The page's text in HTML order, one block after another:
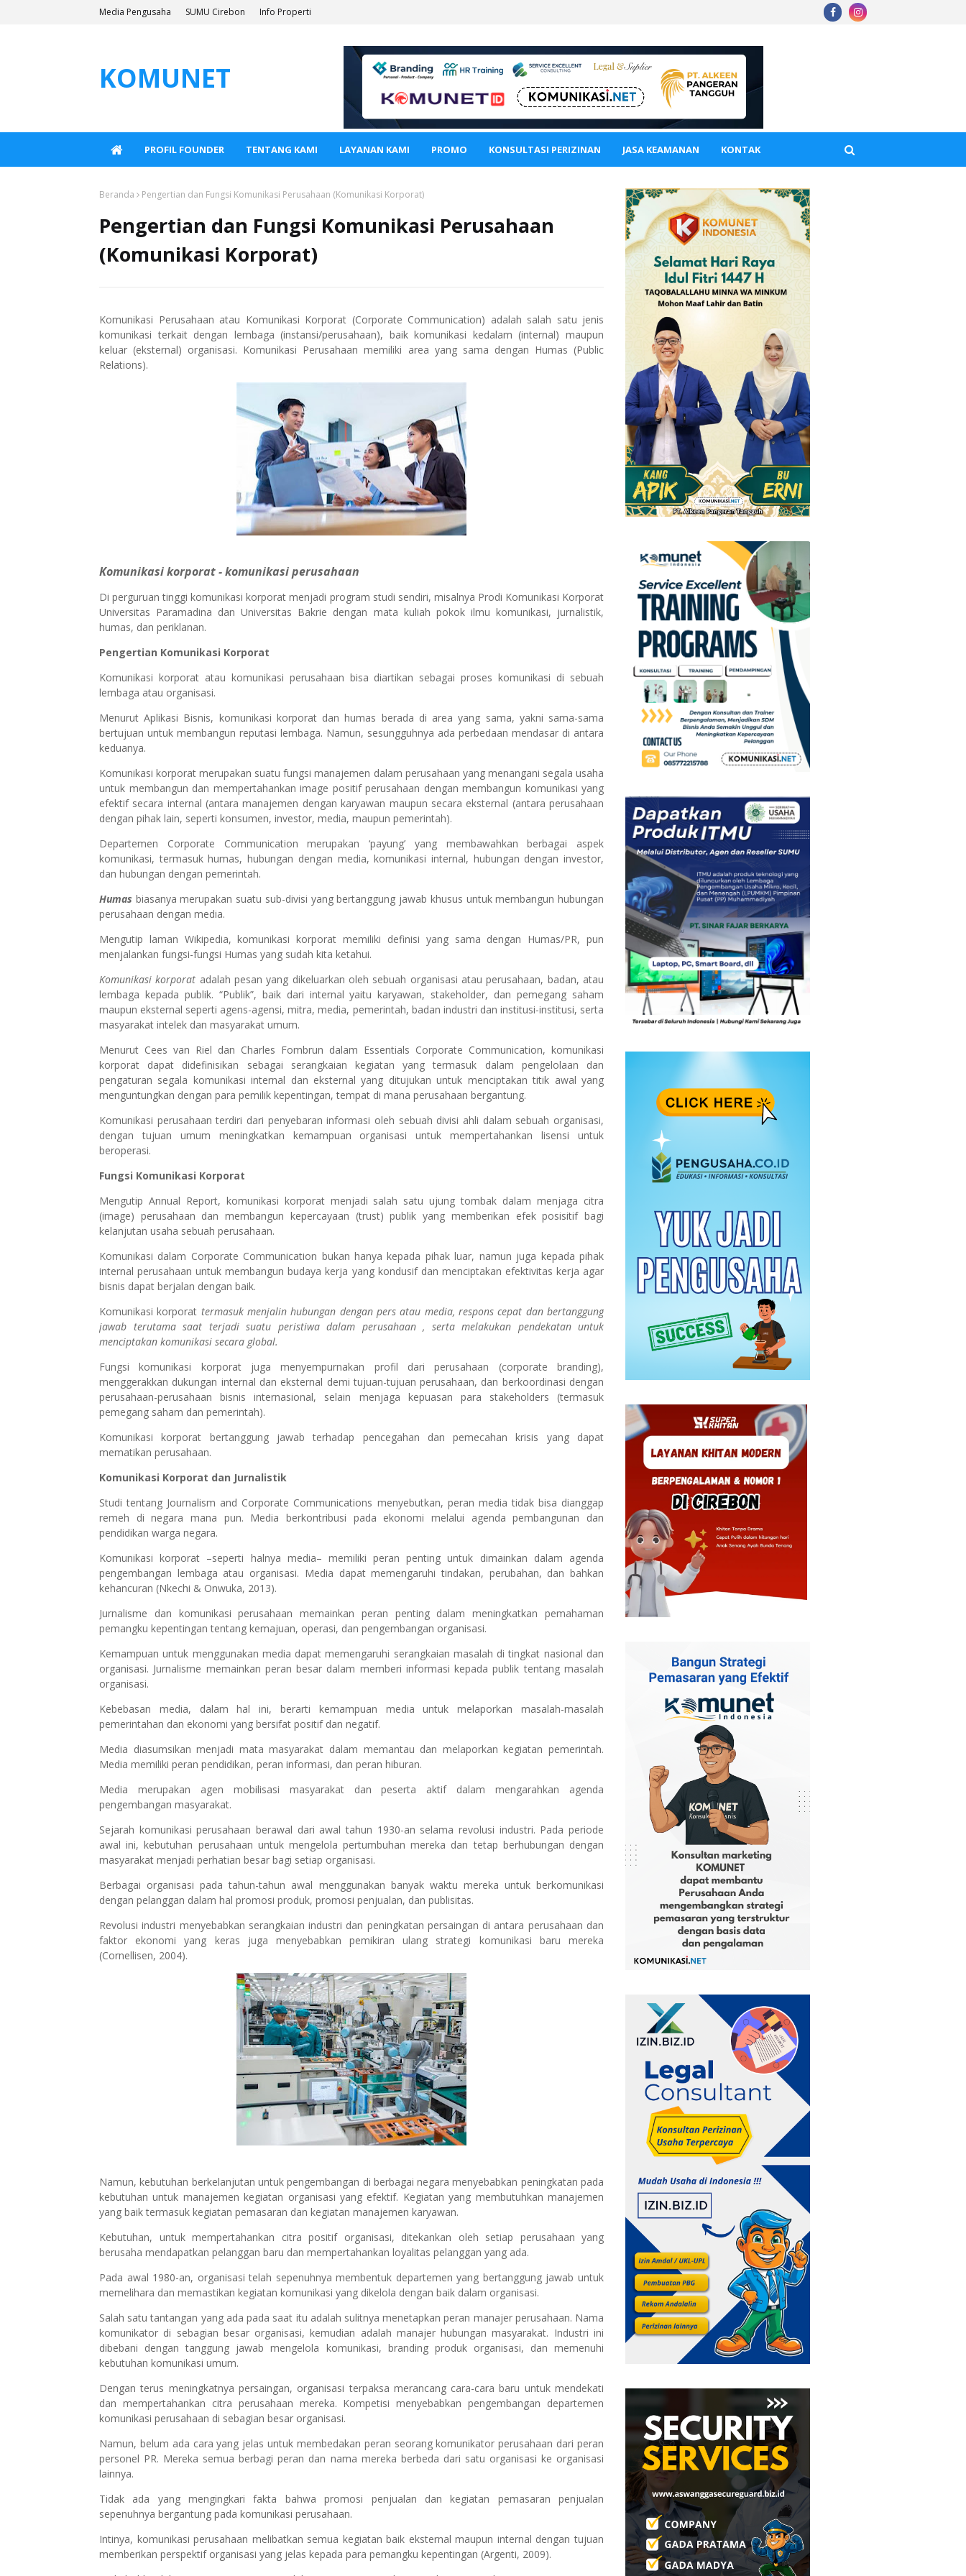
Media Pengusaha SUMU Cirebon Info Properti
KOMUNET
PROFIL FOUNDER TENTANG KAMI LAYANAN KAMI PROMO KONSULTASI PERIZINAN JASA KEAMANAN KONTAK
Beranda Pengertian dan Fungsi Komunikasi Perusahaan (Komunikasi Korporat)
Pengertian dan Fungsi Komunikasi Perusahaan
(Komunikasi Korporat)
Komunikasi Perusahaan atau Komunikasi Korporat (Corporate Communication) adalah salah satu jenis
komunikasi terkait dengan lembaga (instansi/perusahaan), baik komunikasi kedalam (internal) maupun
keluar (eksternal) organisasi. Komunikasi Perusahaan memiliki area yang sama dengan Humas (Public
Relations).
Komunikasi korporat - komunikasi perusahaan
Di perguruan tinggi komunikasi korporat menjadi program studi sendiri, misalnya Prodi Komunikasi Korporat
Universitas Paramadina dan Universitas Bakrie dengan mata kuliah pokok ilmu komunikasi, jurnalistik,
humas, dan periklanan.
Pengertian Komunikasi Korporat
Komunikasi korporat atau komunikasi perusahaan bisa diartikan sebagai proses komunikasi di sebuah
lembaga atau organisasi.
Menurut Aplikasi Bisnis, komunikasi korporat dan humas berada di area yang sama, yakni sama-sama
bertujuan untuk membangun reputasi lembaga. Namun, sesungguhnya ada perbedaan mendasar di antara
keduanya.
Komunikasi korporat merupakan suatu fungsi manajemen dalam perusahaan yang menangani segala usaha
untuk membangun dan mempertahankan image positif perusahaan dengan membangun komunikasi yang
efektif secara internal (antara manajemen dengan karyawan maupun secara eksternal (antara perusahaan
dengan pihak lain, seperti konsumen, investor, media, maupun pemerintah).
Departemen Corporate Communication merupakan ‘payung’ yang membawahkan berbagai aspek
komunikasi, termasuk humas, hubungan dengan media, komunikasi internal, hubungan dengan investor,
dan hubungan dengan pemerintah.
Humas biasanya merupakan suatu sub-divisi yang bertanggung jawab khusus untuk membangun hubungan
perusahaan dengan media.
Mengutip laman Wikipedia, komunikasi korporat memiliki definisi yang sama dengan Humas/PR, pun
menjalankan fungsi-fungsi Humas yang sudah kita ketahui.
Komunikasi korporat adalah pesan yang dikeluarkan oleh sebuah organisasi atau perusahaan, badan, atau
lembaga kepada publik. “Publik”, baik dari internal yaitu karyawan, stakeholder, dan pemegang saham
maupun eksternal seperti agens-agensi, mitra, media, pemerintah, badan industri dan institusi-institusi, serta
masyarakat intelek dan masyarakat umum.
Menurut Cees van Riel dan Charles Fombrun dalam Essentials Corporate Communication, komunikasi
korporat dapat didefinisikan sebagai serangkaian kegiatan yang termasuk dalam pengelolaan dan
pengaturan segala komunikasi internal dan eksternal yang ditujukan untuk menciptakan titik awal yang
menguntungkan dengan para pemilik kepentingan, tempat di mana perusahaan bergantung.
Komunikasi perusahaan terdiri dari penyebaran informasi oleh sebuah divisi ahli dalam sebuah organisasi,
dengan tujuan umum meningkatkan kemampuan organisasi untuk mempertahankan lisensi untuk
beroperasi.
Fungsi Komunikasi Korporat
Mengutip Annual Report, komunikasi korporat menjadi salah satu ujung tombak dalam menjaga citra
(image) perusahaan dan membangun kepercayaan (trust) publik yang memberikan efek posisitif bagi
kelanjutan usaha sebuah perusahaan.
Komunikasi dalam Corporate Communication bukan hanya kepada pihak luar, namun juga kepada pihak
internal perusahaan untuk membangun budaya kerja yang kondusif dan menciptakan efektivitas kerja agar
bisnis dapat berjalan dengan baik.
Komunikasi korporat termasuk menjalin hubungan dengan pers atau media, respons cepat dan bertanggung
jawab terutama saat terjadi suatu peristiwa dalam perusahaan , serta melakukan pendekatan untuk
menciptakan komunikasi secara global.
Fungsi komunikasi korporat juga menyempurnakan profil dari perusahaan (corporate branding),
menggerakkan dukungan internal dan eksternal demi tujuan-tujuan perusahaan, dan berkoordinasi dengan
perusahaan-perusahaan bisnis internasional, selain menjaga kepuasan para stakeholders (termasuk
pemegang saham dan pemerintah).
Komunikasi korporat bertanggung jawab terhadap pencegahan dan pemecahan krisis yang dapat
mematikan perusahaan.
Komunikasi Korporat dan Jurnalistik
Studi tentang Journalism and Corporate Communications menyebutkan, peran media tidak bisa dianggap
remeh di negara mana pun. Media berkontribusi pada ekonomi melalui agenda pembangunan dan
pendidikan warga negara.
Komunikasi korporat –seperti halnya media– memiliki peran penting untuk dimainkan dalam agenda
pengembangan lembaga atau organisasi. Media dapat memengaruhi tindakan, perubahan, dan bahkan
kehancuran (Nkechi & Onwuka, 2013).
Jurnalisme dan komunikasi perusahaan memainkan peran penting dalam meningkatkan pemahaman
pemangku kepentingan tentang kemajuan, operasi, dan pengembangan organisasi.
Kemampuan untuk menggunakan media dapat memengaruhi serangkaian masalah di tingkat nasional dan
organisasi. Jurnalisme memainkan peran besar dalam memberi informasi kepada publik tentang masalah
organisasi.
Kebebasan media, dalam hal ini, berarti kemampuan media untuk melaporkan masalah-masalah
pemerintahan dan ekonomi yang bersifat positif dan negatif.
Media diasumsikan menjadi mata masyarakat dalam memantau dan melaporkan kegiatan pemerintah.
Media memiliki peran pendidikan, peran informasi, dan peran hiburan.
Media merupakan agen mobilisasi masyarakat dan peserta aktif dalam mengarahkan agenda
pengembangan masyarakat.
Sejarah komunikasi perusahaan berawal dari awal tahun 1930-an selama revolusi industri. Pada periode
awal ini, kebutuhan perusahaan untuk mengelola pertumbuhan mereka dan tetap berhubungan dengan
masyarakat menjadi perhatian besar bagi setiap organisasi.
Berbagai organisasi pada tahun-tahun awal menggunakan banyak waktu mereka untuk berkomunikasi
dengan pelanggan dalam hal promosi produk, promosi penjualan, dan publisitas.
Revolusi industri menyebabkan serangkaian industri dan peningkatan persaingan di antara perusahaan dan
faktor ekonomi yang keras juga menyebabkan pemikiran ulang strategi komunikasi baru mereka
(Cornellisen, 2004).
Namun, kebutuhan berkelanjutan untuk pengembangan di berbagai negara menyebabkan peningkatan pada
kebutuhan untuk manajemen kegiatan organisasi yang efektif. Kegiatan yang membutuhkan manajemen
yang baik termasuk kegiatan pemasaran dan kegiatan manajemen karyawan.
Kebutuhan, untuk mempertahankan citra positif organisasi, ditekankan oleh setiap perusahaan yang
berusaha mendapatkan pelanggan baru dan mempertahankan loyalitas pelanggan yang ada.
Pada awal 1980-an, organisasi telah sepenuhnya membentuk departemen yang bertanggung jawab untuk
memelihara dan memastikan kegiatan komunikasi yang dikelola dengan baik dalam organisasi.
Salah satu tantangan yang ada pada saat itu adalah sulitnya menetapkan peran manajer perusahaan. Nama
komunikator di sebagian besar organisasi, kemudian adalah manajer hubungan masyarakat. Industri ini
dibebani dengan tanggung jawab mengelola komunikasi, branding produk organisasi, dan memenuhi
kebutuhan komunikasi umum.
Dengan terus meningkatnya persaingan, organisasi terpaksa merancang cara-cara baru untuk mendekati
dan mempertahankan citra perusahaan mereka. Kompetisi menyebabkan pengembangan departemen
komunikasi perusahaan di sebagian besar organisasi.
Namun, belum ada cara yang jelas untuk membedakan peran seorang komunikator perusahaan dari peran
personel PR. Mereka semua berbagi peran dan nama mereka berbeda dari satu organisasi ke organisasi
lainnya.
Tidak ada yang mengingkari fakta bahwa promosi penjualan dan kegiatan pemasaran penjualan
sepenuhnya bergantung pada komunikasi perusahaan.
Intinya, komunikasi perusahaan melibatkan semua kegiatan baik eksternal maupun internal dengan tujuan
memberikan perspektif organisasi yang jelas kepada para pemangku kepentingan (Argenti, 2009).